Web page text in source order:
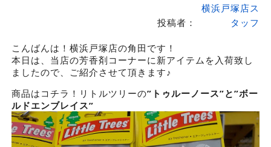
投稿者：
横浜戸塚店ス
タッフ
こんばんは！横浜戸塚店の角田です！
本日は、当店の芳香剤コーナーに新アイテムを入荷致し
ましたので、ご紹介させて頂きます♪
商品はコチラ！リトルツリーの”トゥルーノース”と”ボー
ルドエンブレイス”